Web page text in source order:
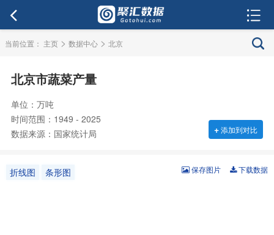
当前位置： 主页 > 数据中心 > 北京
北京市蔬菜产量
单位：万吨
时间范围：1949 - 2025
数据来源：国家统计局
+添加到对比
折线图 条形图 下载数据
保存图片